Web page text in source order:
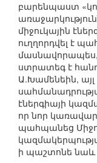
բարենպաստ
միջուկային
ուղղորդվել է
մասնավորապես,
ստրատեգ է
Ա.Խամենեին,
էներգիայի
որ նոր
պահպանեց
ի պաշտոնե